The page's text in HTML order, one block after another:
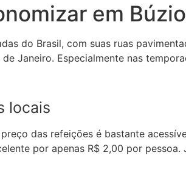
em
do Brasil, com suas ruas
Janeiro. Especialmente nas
locais
das refeições é bastante
por apenas R$ 2,00 por